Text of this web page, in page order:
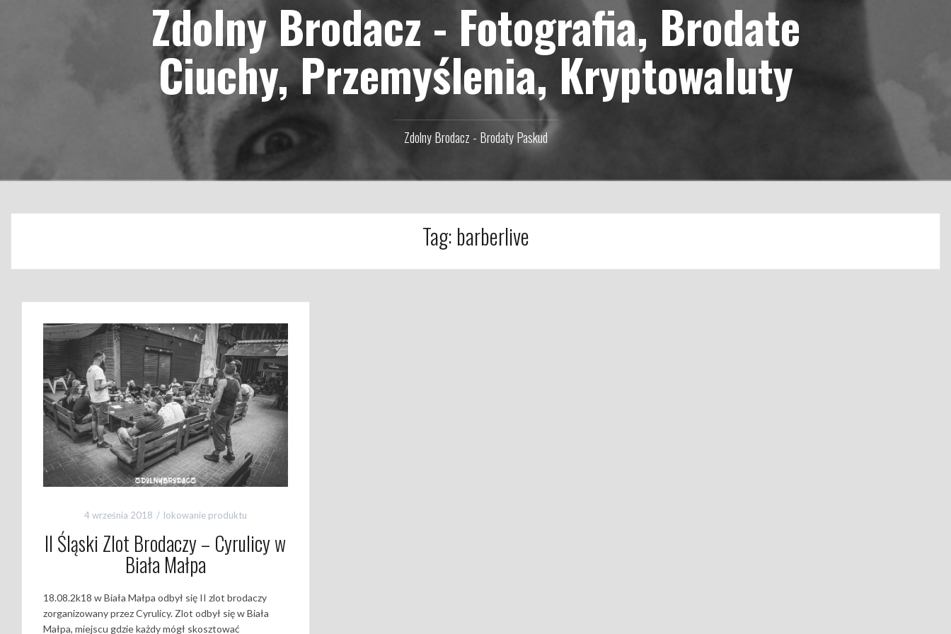
Zdolny Brodacz - Fotografia, Brodate
Ciuchy, Przemyślenia, Kryptowaluty
Zdolny Brodacz - Brodaty Paskud
Tag: barberlive
4 września 2018 lokowanie produktu
II Śląski Zlot Brodaczy – Cyrulicy w
Biała Małpa
18.08.2k18 w Biała Małpa odbył się II zlot brodaczy
zorganizowany przez Cyrulicy. Zlot odbył się w Biała
Małpa, miejscu gdzie każdy mógł skosztować